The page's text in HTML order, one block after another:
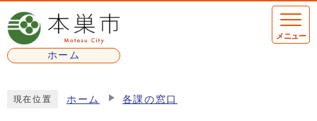
ページの先頭です
ホーム
メニュー
現在位置 ホーム 各課の窓口